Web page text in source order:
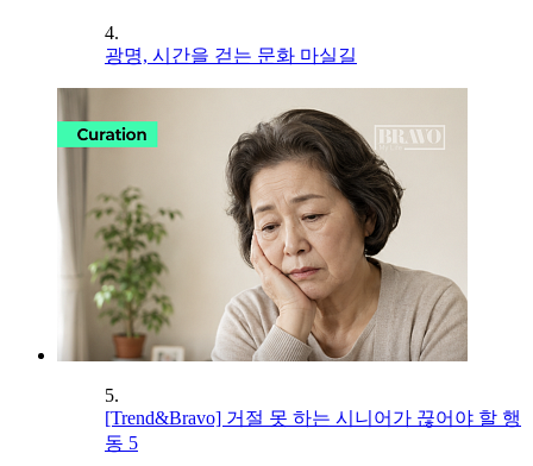
4.
광명, 시간을 걷는 문화 마실길
5.
[Trend&Bravo] 거절 못 하는 시니어가 끊어야 할 행
동 5